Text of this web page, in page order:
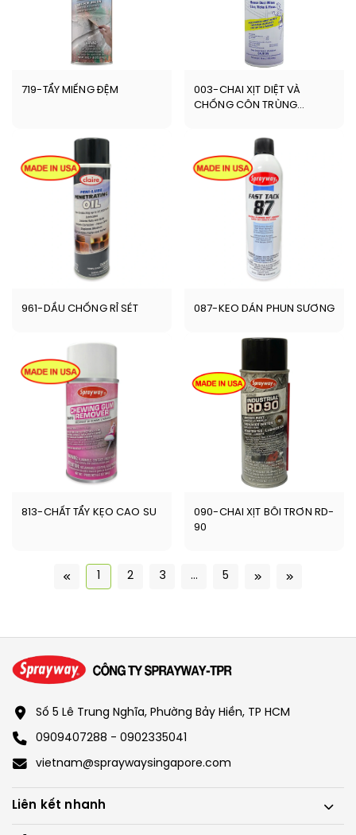
719-TẨY MIẾNG ĐỆM
003-CHAI XỊT DIỆT VÀ
CHỐNG CÔN TRÙNG
961-DẦU CHỐNG RỈ SÉT 087-KEO DÁN PHUN SƯƠNG
813-CHẤT TẨY KẸO CAO SU
090-CHAI XỊT BÔI TRƠN RD-
90
1 2 3 ... 5
Số 5 Lê Trung Nghĩa, Phường Bảy Hiền, TP HCM
0909407288 - 0902335041
vietnam@spraywaysingapore.com
Liên kết nhanh